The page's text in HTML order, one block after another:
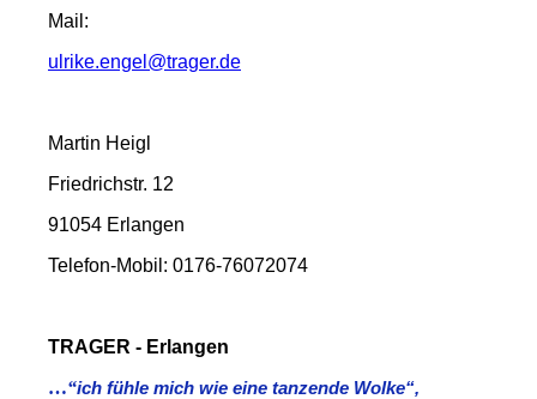
Mail:
ulrike.engel@trager.de
Martin Heigl
Friedrichstr. 12
91054 Erlangen
Telefon-Mobil: 0176-76072074
TRAGER - Erlangen
…“ich fühle mich wie eine tanzende Wolke“,